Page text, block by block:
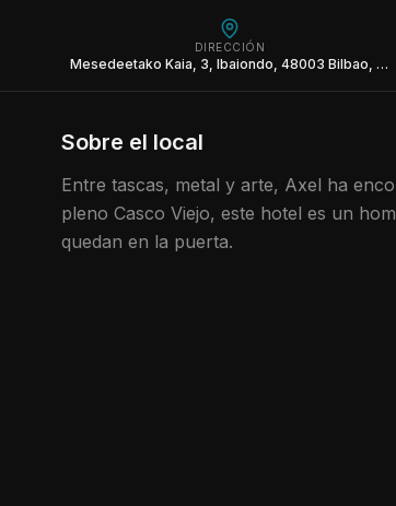
DIRECCIÓN
Mesedeetako Kaia, 3, Ibaiondo, 48003 Bilbao, Bizkaia
Sobre el local
Entre tascas, metal y arte, Axel ha
pleno Casco Viejo, este hotel es un
quedan en la puerta.